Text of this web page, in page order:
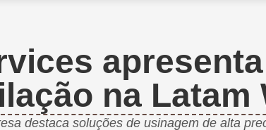
na Latam
destaca soluções de usinagem de alta